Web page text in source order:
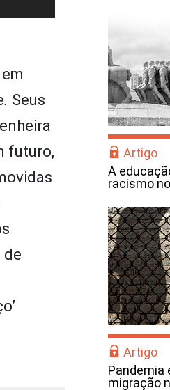
. Seus
futuro,
de
Artigo
A
racismo
Artigo
Pandemia
migração